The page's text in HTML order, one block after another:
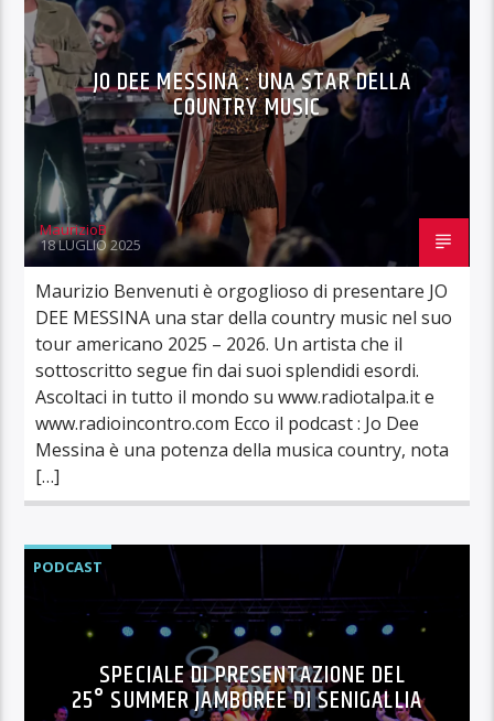
JO DEE MESSINA : UNA STAR DELLA
COUNTRY MUSIC
MaurizioB
18 LUGLIO 2025
Maurizio Benvenuti è orgoglioso di presentare JO
DEE MESSINA una star della country music nel suo
tour americano 2025 – 2026. Un artista che il
sottoscritto segue fin dai suoi splendidi esordi.
Ascoltaci in tutto il mondo su www.radiotalpa.it e
www.radioincontro.com Ecco il podcast : Jo Dee
Messina è una potenza della musica country, nota
[…]
PODCAST
SPECIALE DI PRESENTAZIONE DEL
25° SUMMER JAMBOREE DI SENIGALLIA